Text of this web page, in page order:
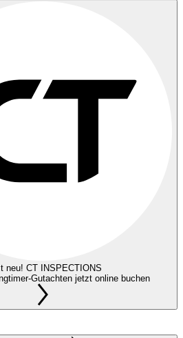
neu! CT INSPECTIONS
Gutachten jetzt online buchen